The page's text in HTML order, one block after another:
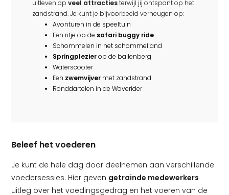
uitleven op veel attractiesterwijl jij ontspant op het
zandstrand. Je kunt je bijvoorbeeld verheugen op:
Avonturen in de speeltuin
Een ritje op de safari buggy ride
Schommelen in het schommelland
Springplezierop de ballenberg
Waterscooter
Een zwemvijver met zandstrand
Ronddartelen in de Waverider
Beleef het voederen
Je kunt de hele dag door deelnemen aan verschillende
voedersessies. Hier geven getrainde medewerkers
uitleg over het voedingsgedrag en het voeren van de